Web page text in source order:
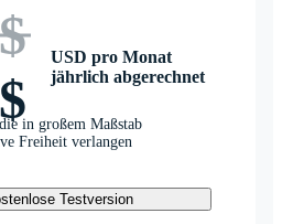
USD pro Monat
jährlich abgerechnet
in großem Maßstab
Freiheit verlangen
Testversion